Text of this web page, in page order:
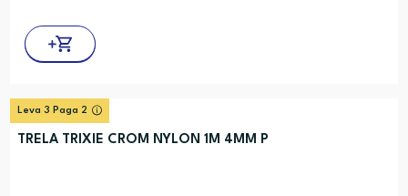
Leva 3 Paga 2
TRELA TRIXIE CROM NYLON 1M 4MM P